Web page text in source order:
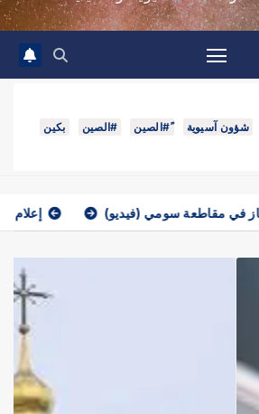
ً#الصين #الصين بكين
إعلام: واشنطن تزود أوكرانيا ببيانات